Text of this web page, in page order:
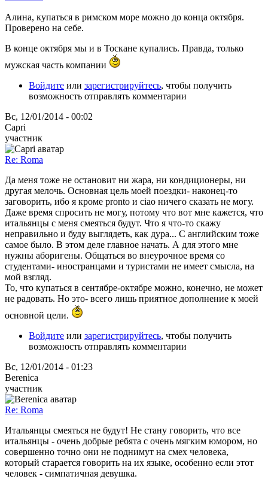
Алина, купаться в римском море можно до конца октября.
Проверено на себе.
В конце октября мы и в Тоскане купались. Правда, только
мужская часть компании
Войдите или зарегистрируйтесь, чтобы получить
возможность отправлять комментарии
Вс, 12/01/2014 - 00:02
Capri
участник
Re: Roma
Да меня тоже не остановит ни жара, ни кондиционеры, ни
другая мелочь. Основная цель моей поездки- наконец-то
заговорить, ибо я кроме pronto и ciao ничего сказать не могу.
Даже время спросить не могу, потому что вот мне кажется, что
итальянцы с меня смеяться будут. Что я что-то скажу
неправильно и буду выглядеть, как дура... С английским тоже
самое было. В этом деле главное начать. А для этого мне
нужны аборигены. Общаться во внеурочное время со
студентами- иностранцами и туристами не имеет смысла, на
мой взгляд.
То, что купаться в сентябре-октябре можно, конечно, не может
не радовать. Но это- всего лишь приятное дополнение к моей
основной цели.
Войдите или зарегистрируйтесь, чтобы получить
возможность отправлять комментарии
Вс, 12/01/2014 - 01:23
Berenica
участник
Re: Roma
Итальянцы смеяться не будут! Не стану говорить, что все
итальянцы - очень добрые ребята с очень мягким юмором, но
совершенно точно они не поднимут на смех человека,
который старается говорить на их языке, особенно если этот
человек - симпатичная девушка.